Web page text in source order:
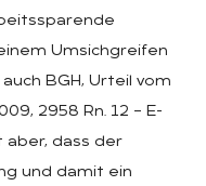
Umsichgreifen
BGH, Urteil vom
2958 Rn. 12 – E-
aber, dass der
und damit ein